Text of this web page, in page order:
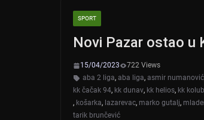
SPORT
Novi Pazar ostao u
15/04/2023
722 Views
aba 2 liga, aba liga, asmir numanović
kk čačak 94, kk dunav, kk helios, kk
, košarka, lazarevac, marko gutalj,
tarik brunčević